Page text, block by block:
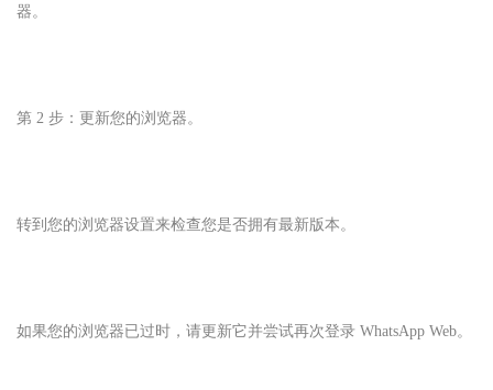
器。
第 2 步：更新您的浏览器。
转到您的浏览器设置来检查您是否拥有最新版本。
如果您的浏览器已过时，请更新它并尝试再次登录 WhatsApp Web。